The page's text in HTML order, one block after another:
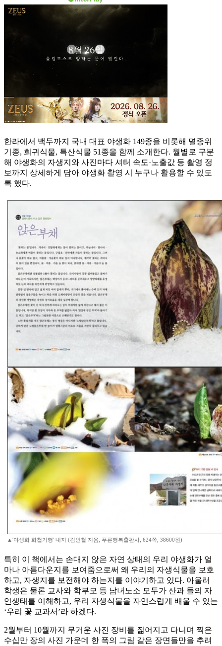
한라에서 백두까지 국내 대표 야생화 149종을 비롯해 멸종위
기종, 희귀식물, 특산식물 51종을 함께 소개한다. 월별로 구분
해 야생화의 자생지와 사진마다 셔터 속도·노출값 등 촬영 정
보까지 상세하게 담아 야생화 촬영 시 누구나 활용할 수 있도
록 했다.
▲'야생화 화첩기행' 내지 (김인철 지음, 푸른행복출판사, 624쪽, 38600원)
특히 이 책에서는 손대지 않은 자연 상태의 우리 야생화가 얼
마나 아름다운지를 보여줌으로써 왜 우리의 자생식물을 보호
하고, 자생지를 보전해야 하는지를 이야기하고 있다. 아울러
학생은 물론 교사와 학부모 등 남녀노소 모두가 산과 들의 자
연생태를 이해하고, 우리 자생식물을 자연스럽게 배울 수 있는
‘우리 꽃 교과서’라 하겠다.
2월부터 10월까지 무거운 사진 장비를 짊어지고 다니며 찍은
수십만 장의 사진 가운데 한 폭의 그림 같은 장면들만을 추려